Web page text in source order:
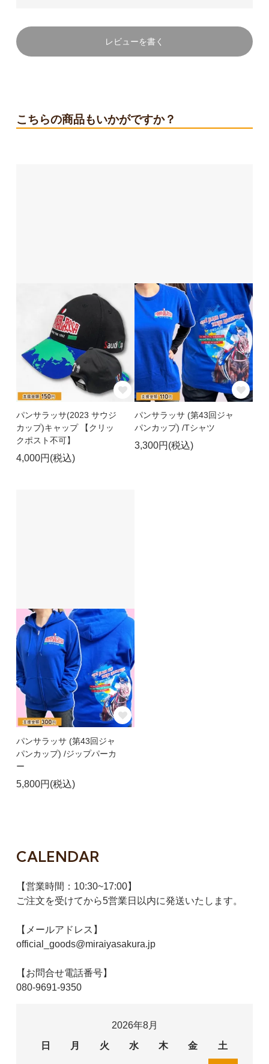
レビューを書く
こちらの商品もいかがですか？
パンサラッサ(2023 サウジ
カップ)キャップ 【クリッ
クポスト不可】
4,000円(税込)
パンサラッサ (第43回ジャ
パンカップ) /Tシャツ
3,300円(税込)
パンサラッサ (第43回ジャ
パンカップ) /ジップパーカ
ー
5,800円(税込)
CALENDAR
【営業時間：10:30~17:00】
ご注文を受けてから5営業日以内に発送いたします。
【メールアドレス】
official_goods@miraiyasakura.jp
【お問合せ電話番号】
080-9691-9350
2026年8月
日
月 火 水 木 金 土